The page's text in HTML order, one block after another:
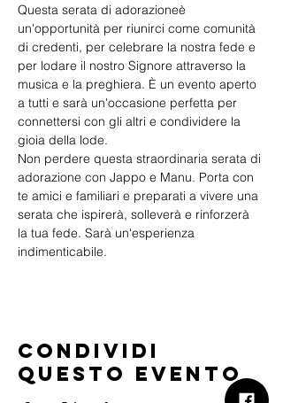
Questa serata di adorazioneè
un'opportunità per riunirci come comunità
di credenti, per celebrare la nostra fede e
per lodare il nostro Signore attraverso la
musica e la preghiera. È un evento aperto
a tutti e sarà un'occasione perfetta per
connettersi con gli altri e condividere la
gioia della lode.
Non perdere questa straordinaria serata di
adorazione con Jappo e Manu. Porta con
te amici e familiari e preparati a vivere una
serata che ispirerà, solleverà e rinforzerà
la tua fede. Sarà un'esperienza
indimenticabile.
Condividi
questo evento